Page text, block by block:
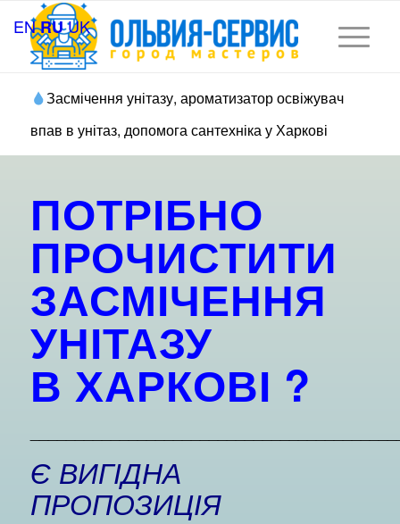
Засмічення унітазу, ароматизатор освіжувач
впав в унітаз, допомога сантехніка у Харкові
ПОТРІБНО
ПРОЧИСТИТИ
ЗАСМІЧЕННЯ
УНІТАЗУ
В ХАРКОВІ ?
Є ВИГІДНА
ПРОПОЗИЦІЯ
ENRUUK